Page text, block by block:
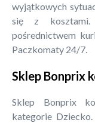
wyjątkowych
się z kosztami.
pośrednictwem
Paczkomaty 24/7.
Sklep Bonprix
Sklep Bonprix
kategorie